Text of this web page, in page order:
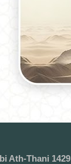
Ath-Thani 1429